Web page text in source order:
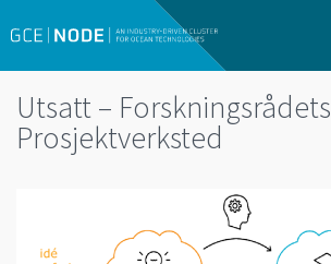
Utsatt – Forskningsrådets
Prosjektverksted